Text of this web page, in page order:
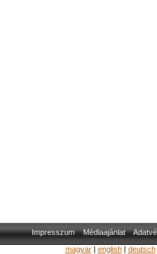
Impresszum Médiaajánlat
magyar| english| deutsch